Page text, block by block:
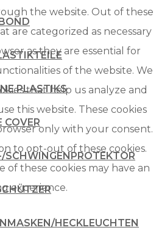
PLASTIKS
COVER
SCHWINGENPROTEKTOR
HECKLEUCHTEN
the website. Out of these
are categorized as necessary
as they are essential for
of the website. We
that help us analyze and
this website. These cookies
only with your consent.
to opt-out of these cookies.
these cookies may have an
experience.